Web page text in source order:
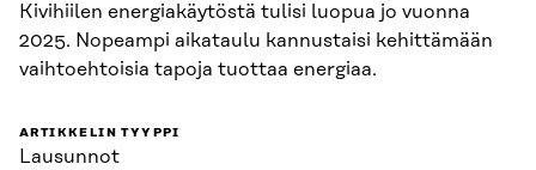
Kivihiilen energiakäytöstä tulisi luopua jo vuonna
2025. Nopeampi aikataulu kannustaisi kehittämään
vaihtoehtoisia tapoja tuottaa energiaa.
ARTIKKELIN TYYPPI
Lausunnot